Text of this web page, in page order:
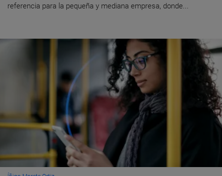
referencia para la pequeña y mediana empresa, donde...